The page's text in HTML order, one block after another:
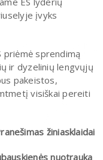
įvyks
priėmė sprendimą
ir dyzelinių lengvųjų
pakeistos,
visiškai pereiti
žiniasklaidai
nuotrauka